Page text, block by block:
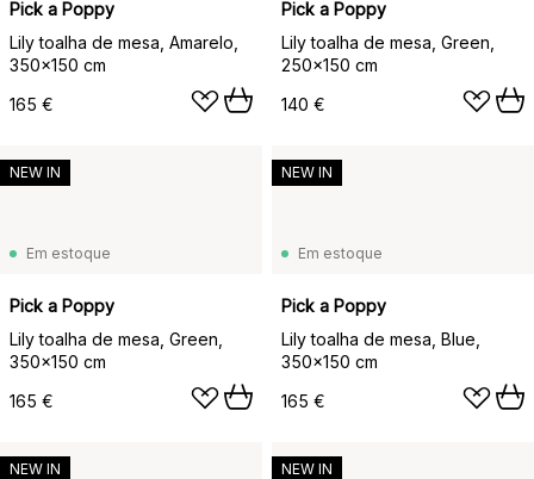
Pick a Poppy
Lily toalha de mesa, Amarelo,
350x150 cm
165 €
Pick a Poppy
Lily toalha de mesa, Green,
250x150 cm
140 €
Em estoque
Pick a Poppy
Lily toalha de mesa, Green,
350x150 cm
165 €
NEW IN
Em estoque
Pick a Poppy
Lily toalha de mesa, Blue,
350x150 cm
165 €
NEW IN
NEW IN NEW IN